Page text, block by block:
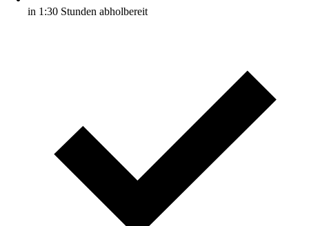
in 1:30 Stunden abholbereit